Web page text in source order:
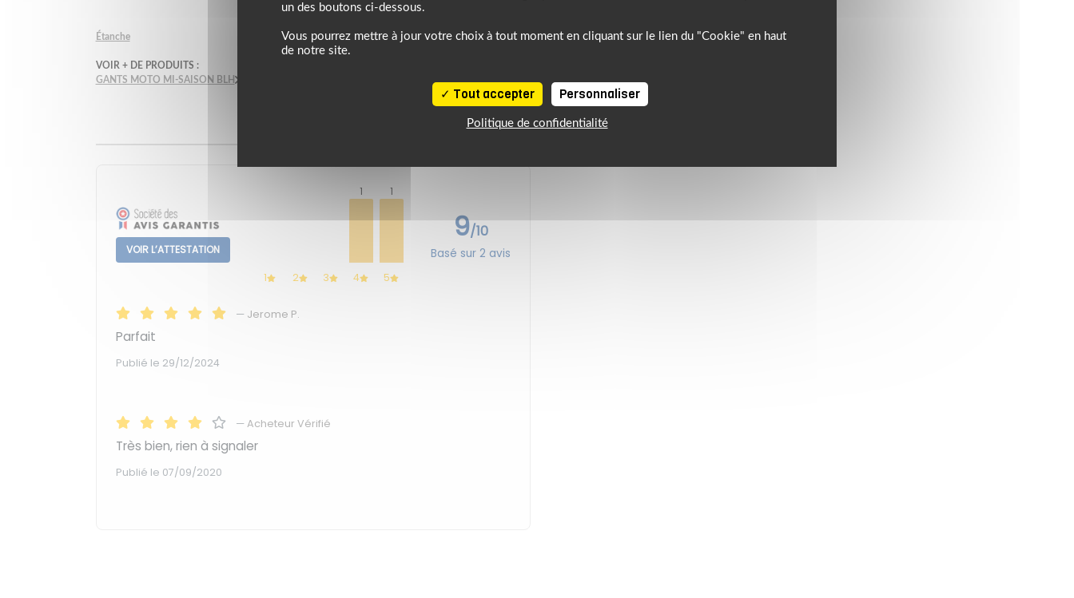
Étanche
VOIR + DE PRODUITS :
GANTS MOTO MI-SAISON BLH
VOIR L’ATTESTATION
1 2 3
1
4
1
5
9/10
Basé sur 2 avis
— Jerome P.
Parfait
Publié le 29/12/2024
—Acheteur Vérifié
Très bien, rien à signaler
Publié le 07/09/2020
un des boutons ci-dessous.
Vous pourrez mettre à jour votre choix à tout moment en cliquant sur le lien du "Cookie" en haut
de notre site.
Tout accepter Personnaliser
Politique de confidentialité